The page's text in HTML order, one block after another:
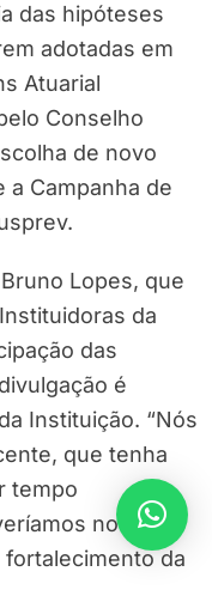
das hipóteses
adotadas em
Atuarial
Conselho
de novo
a Campanha de
Lopes, que
da
das
é
Instituição. “Nós
que tenha
tempo
nos
da